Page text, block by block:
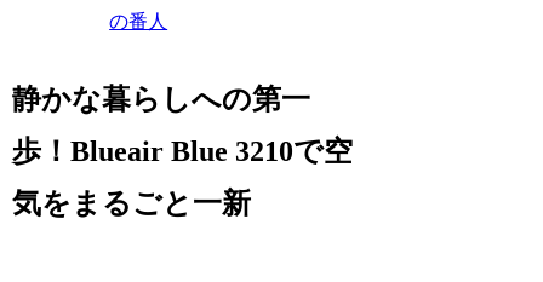
の番人
静かな暮らしへの第一
歩！Blueair Blue 3210で空
気をまるごと一新